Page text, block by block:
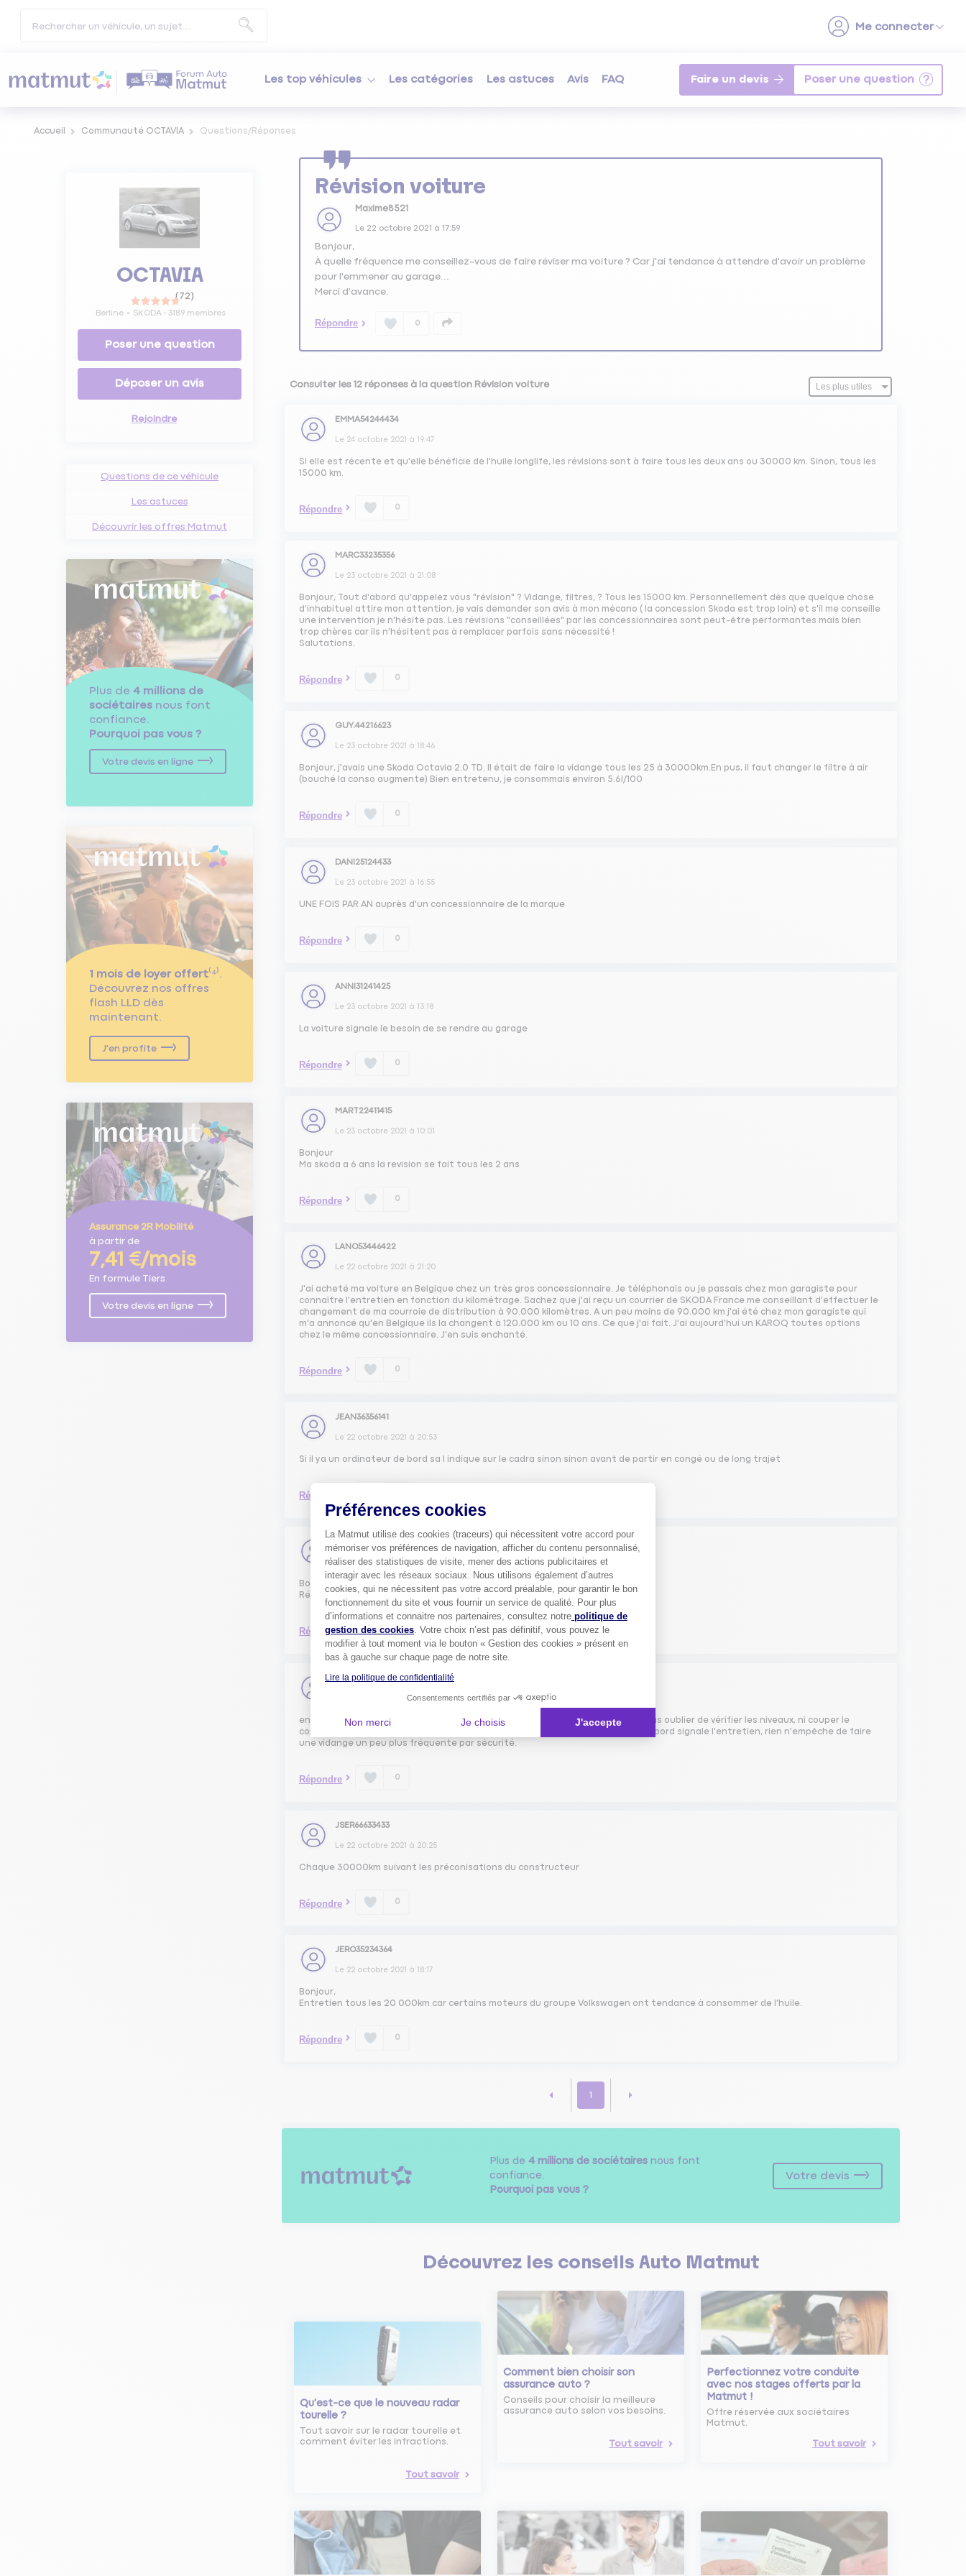
Les top véhicules Les catégories Les astuces Avis FAQ Faire un devis
Accueil Communauté OCTAVIA Questions/Réponses
OCTAVIA
(72)
Berline SKODA- 3189membres
Poser une question
Déposer un avis
Rejoindre
Questions de ce véhicule
Les astuces
Découvrir les offres Matmut
Plus de 4 millions de
sociétaires nous font
confiance.
Pourquoi pas vous ?
Votre devis en ligne
1 mois de loyer offert⁽⁴⁾.
Découvrez nos offres
flash LLD dès
maintenant.
J'en profite
Assurance 2R Mobilité
à partir de
7,41 €/mois
En formule Tiers
Votre devis en ligne
Révision voiture
Maxime8521
Le 22 octobre 2021 à 17:59
Bonjour,
À quelle fréquence me conseillez-vous de faire réviser ma voiture ? Car j'ai tendance à attendre d'avoir un problème
pour l'emmener au garage...
Merci d'avance.
Répondre 0
Consulter les 12 réponses à la question Révision voiture
EMMA54244434
Le 24 octobre 2021 à 19:47
Si elle est récente et qu'elle bénéficie de l'huile longlife, les révisions sont à faire tous les deux ans ou 30000 km. Sinon, tous les
15000 km.
Répondre 0
MARC33235356
Le 23 octobre 2021 à 21:08
Bonjour, Tout d'abord qu'appelez vous "révision" ? Vidange, filtres, ? Tous les 15000 km. Personnellement dès que quelque chose
d'inhabituel attire mon attention, je vais demander son avis à mon mécano ( la concession Skoda est trop loin) et s'il me conseille
une intervention je n'hésite pas. Les révisions "conseillées" par les concessionnaires sont peut-être performantes mais bien
trop chères car ils n'hésitent pas à remplacer parfois sans nécessité !
Salutations.
Répondre 0
GUY.44216623
Le 23 octobre 2021 à 18:46
Bonjour, j'avais une Skoda Octavia 2.0 TD. Il était de faire la vidange tous les 25 à 30000km.En pus, il faut changer le filtre à air
(bouché la conso augmente) Bien entretenu, je consommais environ 5.6l/100
Répondre 0
DANI25124433
Le 23 octobre 2021 à 16:55
UNE FOIS PAR AN auprès d'un concessionnaire de la marque
Répondre 0
ANNI31241425
Le 23 octobre 2021 à 13:18
La voiture signale le besoin de se rendre au garage
Répondre 0
MART22411415
Le 23 octobre 2021 à 10:01
Bonjour
Ma skoda a 6 ans la revision se fait tous les 2 ans
Répondre 0
LANO53446422
Le 22 octobre 2021 à 21:20
J'ai acheté ma voiture en Belgique chez un très gros concessionnaire. Je téléphonais ou je passais chez mon garagiste pour
connaître l'entretien en fonction du kilométrage. Sachez que j'ai reçu un courrier de SKODA France me conseillant d'effectuer le
changement de ma courroie de distribution à 90.000 kilomètres. A un peu moins de 90.000 km j'ai été chez mon garagiste qui
m'a annoncé qu'en Belgique ils la changent à 120.000 km ou 10 ans. Ce que j'ai fait. J'ai aujourd'hui un KAROQ toutes options
chez le même concessionnaire. J'en suis enchanté.
Répondre 0
JEAN36356141
Le 22 octobre 2021 à 20:53
Si il ya un ordinateur de bord sa l indique sur le cadra sinon sinon avant de partir en congé ou de long trajet
Répondre
JEAN55313223
Le22 octobre 2021à20:48
Bonjour,
Révision tous les 30 000 km avec huile long Life
Répondre 0
DAUC11464633
22 octobre 2021à20:38
en utilisant l'huile long life préconisé par WV, tous les 2 ans ou 30000 km, ne pas oublier de vérifier les niveaux, ni couper le
contact trop rapidement sur les moteurs turbo. Normalement, l'ordinateur de bord signale l'entretien, rien n'empêche de faire
une vidange un peu plus fréquente par sécurité.
Répondre 0
JSER66633433
Le 22 octobre 2021 à 20:25
Chaque 30000km suivant les préconisations du constructeur
Répondre 0
JERO35234364
Le 22 octobre 2021 à 18:17
Bonjour,
Entretien tous les 20 000km car certains moteurs du groupe Volkswagen ont tendance à consommer de l'huile.
Répondre 0
1
Plus de 4 millions de sociétairesnous font
confiance.
Pourquoi pas vous ?
Votre devis
Découvrez les conseils Auto Matmut
Qu'est-ce que le nouveau radar
tourelle ?
Tout savoir sur le radar tourelle et
comment éviter les infractions.
Tout savoir
Comment bien choisir son
assurance auto ?
Conseils pour choisir la meilleure
assurance auto selon vos besoins.
Tout savoir
Perfectionnez votre conduite
avec nos stages offerts par la
Matmut !
Offre réservée aux sociétaires
Matmut.
Tout savoir
Préférences cookies
La Matmut utilise des cookies (traceurs) qui nécessitent votre accord pour
mémoriser vos préférences de navigation, afficher du contenu personnalisé,
réaliser des statistiques de visite, mener des actions publicitaires et
interagir avec les réseaux sociaux. Nous utilisons également d’autres
cookies, qui ne nécessitent pas votre accord préalable, pour garantir le bon
fonctionnement du site et vous fournir un service de qualité. Pour plus
d’informations et connaitre nos partenaires, consultez notre politique de
gestion des cookies. Votre choix n’est pas définitif, vous pouvez le
modifier à tout moment via le bouton « Gestion des cookies » présent en
bas à gauche sur chaque page de notre site.
Lire la politique de confidentialité
Consentements certifiés par
Non merci Je choisis J'accepte
Axeptio consent